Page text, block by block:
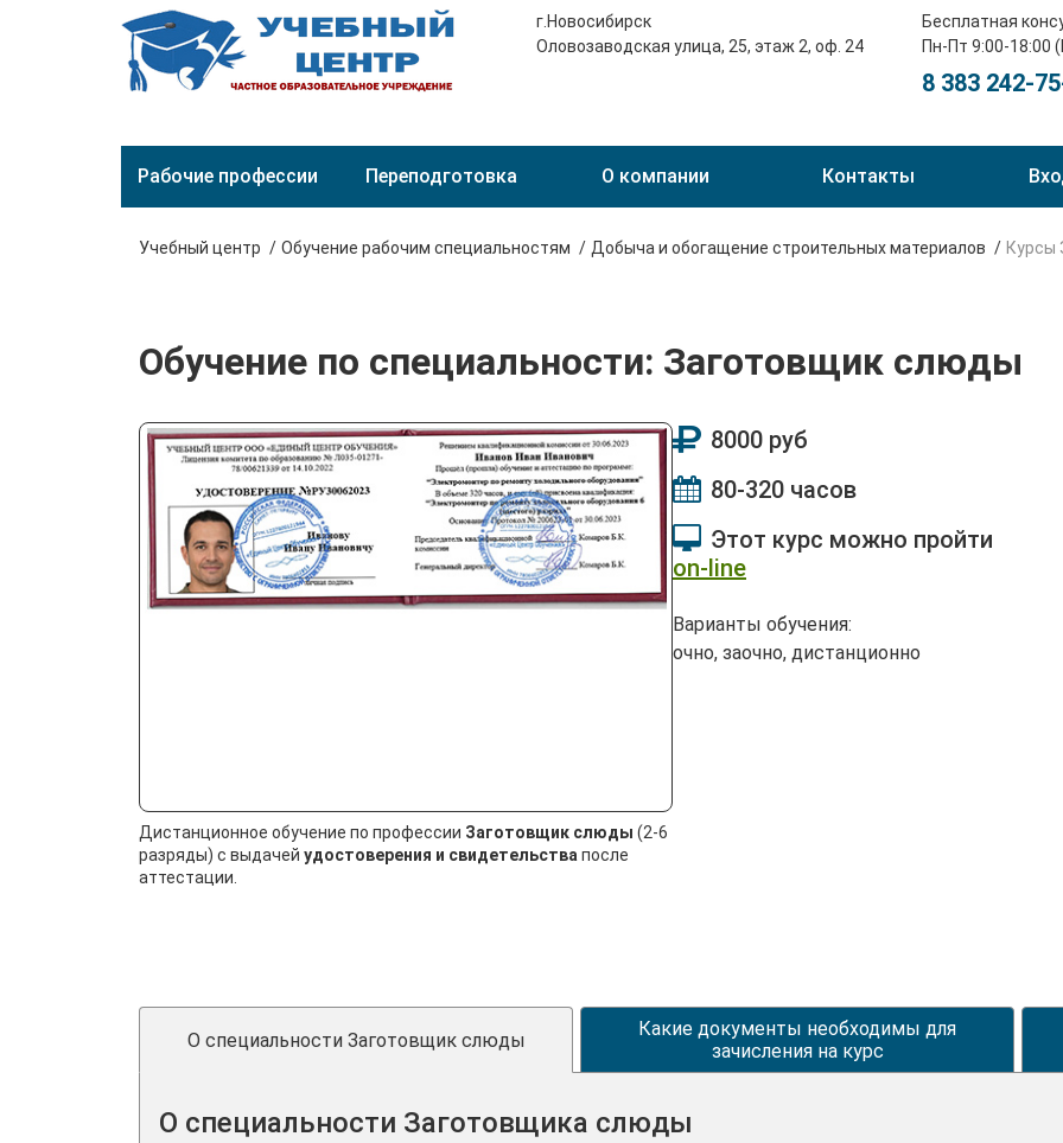
г.Новосибирск
Оловозаводская улица, 25, этаж 2, оф. 24
Бесплатная
Пн-Пт 9:00-18:00
8 383 242-
Рабочие профессии Переподготовка О компании Контакты
Учебный центр Обучение рабочим специальностям Добыча и обогащение строительных материалов Курсы
Обучение по специальности: Заготовщик слюды
Дистанционное обучение по профессии Заготовщик слюды (2-6
разряды) с выдачей удостоверения и свидетельства после
аттестации.
8000 руб
80-320 часов
Этот курс можно пройти
on-line
Варианты обучения:
очно, заочно, дистанционно
О специальности Заготовщик слюды
Какие документы необходимы для
зачисления на курс
О специальности Заготовщика слюды